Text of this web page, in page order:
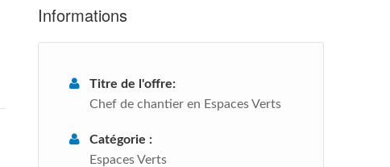
Informations
Titre de l'offre:
Chef de chantier en Espaces Verts
Catégorie :
Espaces Verts